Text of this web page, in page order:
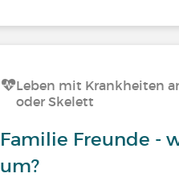
Leben mit Krankheiten
oder Skelett
Familie Freunde -
um?